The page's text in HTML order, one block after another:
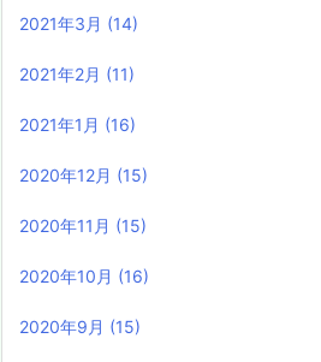
2021年3月 (14)
2021年2月 (11)
2021年1月 (16)
2020年12月 (15)
2020年11月 (15)
2020年10月 (16)
2020年9月 (15)